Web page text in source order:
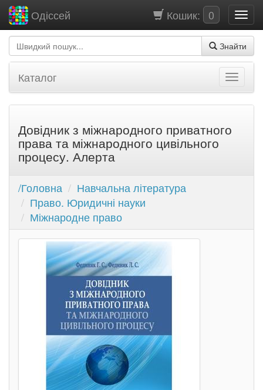
Кошик: 0
Одіссей
Знайти
Каталог
Довідник з міжнародного приватного
права та міжнародного цивільного
процесу. Алерта
/Головна
Навчальна література
Право. Юридичні науки
Міжнародне право